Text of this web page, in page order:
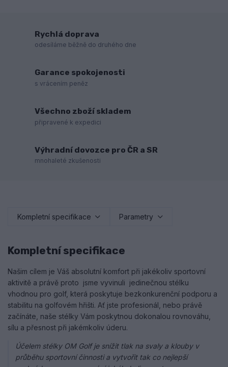
Rychlá doprava
odesíláme běžně do druhého dne
Garance spokojenosti
s vrácením peněz
Všechno zboží skladem
připravené k expedici
Výhradní dovozce pro ČR a SR
mnohaleté zkušenosti
Kompletní specifikace Parametry
Kompletní specifikace
Našim cílem je Váš absolutní komfort při jakékoliv sportovní
aktivitě a právě proto jsme vyvinuli jedinečnou stélku
vhodnou pro golf, která poskytuje bezkonkurenční podporu a
stabilitu na golfovém hřišti. Ať jste profesionál, nebo právě
začínáte, naše stélky Vám poskytnou dokonalou rovnováhu,
sílu a přesnost při jakémkoliv úderu.
Účelem stélky OM Golf je snížit tlak na svaly a klouby v
průběhu sportovní činnosti a vytvořit tak co nejlepší